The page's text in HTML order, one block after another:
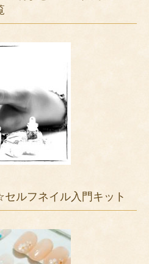
ルフネイル入門キット